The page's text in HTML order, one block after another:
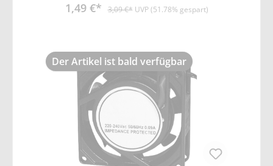
1,49 €* 3,09 €* UVP (51.78% gespart)
Der Artikel ist bald verfügbar